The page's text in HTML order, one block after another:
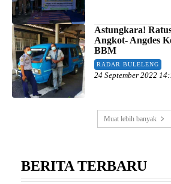
Astungkara!
Angkot- Angdes
BBM
RADAR BULELENG
24 September 2022
Muat lebih banyak
BERITA TERBARU